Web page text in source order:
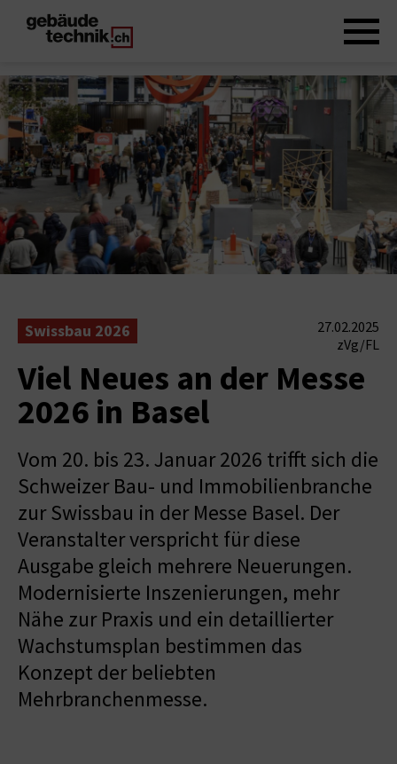
Swissbau 2026
27.02.2025
zVg/FL
Viel Neues an der Messe
2026 in Basel
Vom 20. bis 23. Januar 2026 trifft sich die
Schweizer Bau- und Immobilienbranche
zur Swissbau in der Messe Basel. Der
Veranstalter verspricht für diese
Ausgabe gleich mehrere Neuerungen.
Modernisierte Inszenierungen, mehr
Nähe zur Praxis und ein detaillierter
Wachstumsplan bestimmen das
Konzept der beliebten
Mehrbranchenmesse.